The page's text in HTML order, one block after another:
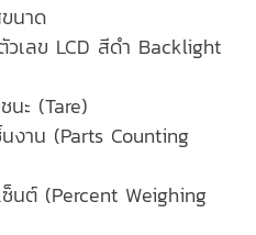
นาด
เลข LCD สีดำ Backlight
ะ (Tare)
งาน (Parts Counting
นต์ (Percent Weighing